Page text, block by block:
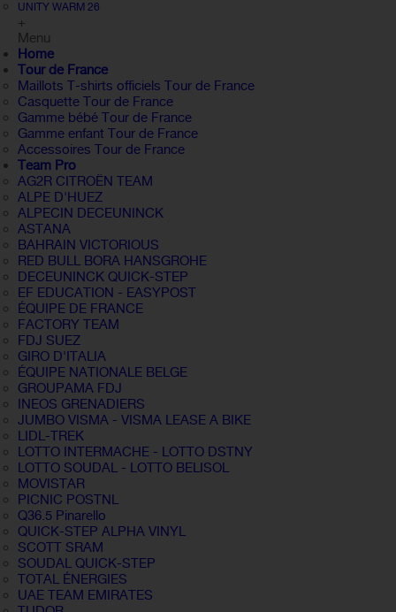
UNITY WARM 26
+
Menu
Home
Tour de France
Maillots T-shirts officiels Tour de France
Casquette Tour de France
Gamme bébé Tour de France
Gamme enfant Tour de France
Accessoires Tour de France
Team Pro
AG2R CITROËN TEAM
ALPE D'HUEZ
ALPECIN DECEUNINCK
ASTANA
BAHRAIN VICTORIOUS
RED BULL BORA HANSGROHE
DECEUNINCK QUICK-STEP
EF EDUCATION - EASYPOST
ÉQUIPE DE FRANCE
FACTORY TEAM
FDJ SUEZ
GIRO D'ITALIA
ÉQUIPE NATIONALE BELGE
GROUPAMA FDJ
INEOS GRENADIERS
JUMBO VISMA - VISMA LEASE A BIKE
LIDL-TREK
LOTTO INTERMACHE - LOTTO DSTNY
LOTTO SOUDAL - LOTTO BELISOL
MOVISTAR
PICNIC POSTNL
Q36.5 Pinarello
QUICK-STEP ALPHA VINYL
SCOTT SRAM
SOUDAL QUICK-STEP
TOTAL ÉNERGIES
UAE TEAM EMIRATES